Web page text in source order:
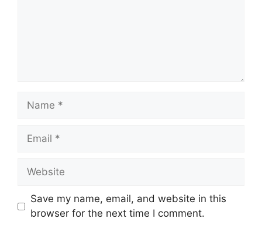
Name
Email
Website
Save my name, email, and website in this
browser for the next time I comment.